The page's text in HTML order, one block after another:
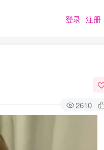
登录 注册
2610